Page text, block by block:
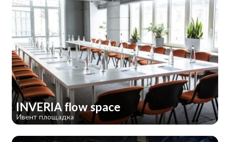
INVERIA flow space
Ивент площадка